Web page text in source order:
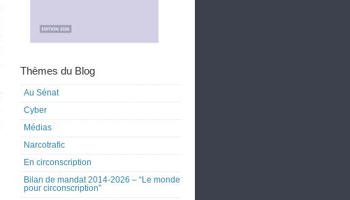
Thèmes du Blog
Au Sénat
Cyber
Médias
Narcotrafic
En circonscription
Bilan de mandat 2014-2026 – “Le monde
pour circonscription”